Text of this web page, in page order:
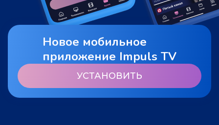
Новое мобильное
приложение Impuls TV
УСТАНОВИТЬ